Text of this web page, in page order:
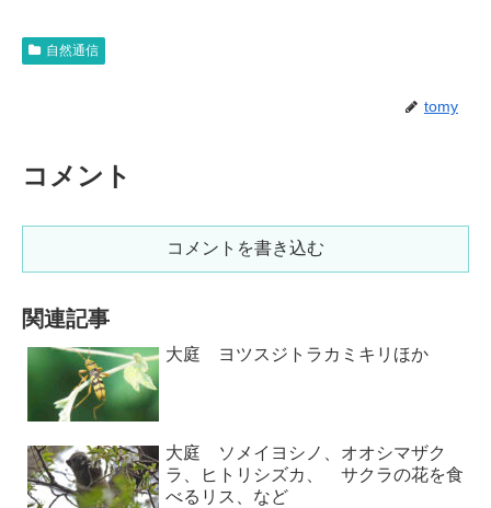
自然通信
tomy
コメント
コメントを書き込む
関連記事
大庭 ヨツスジトラカミキリほか
大庭 ソメイヨシノ、オオシマザク
ラ、ヒトリシズカ、 サクラの花を食
べるリス、など